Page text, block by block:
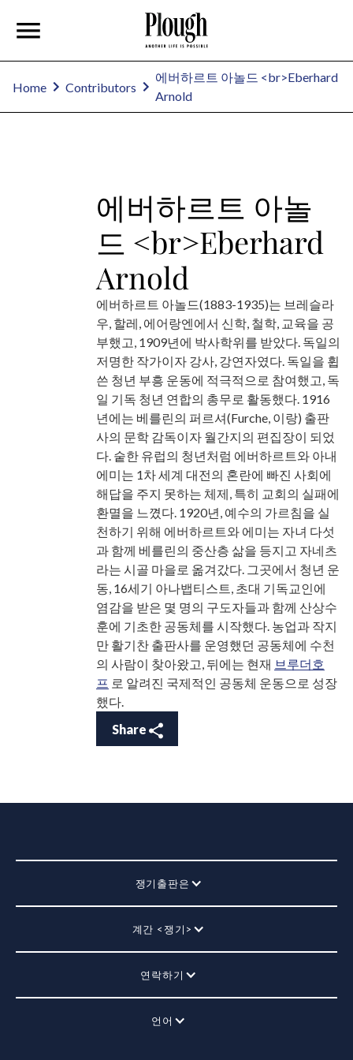
Home Contributors
에버하르트 아놀드 <br>Eberhard
Arnold
에버하르트 아놀
드 <br>Eberhard
Arnold
에버하르트 아놀드(1883-1935)는 브레슬라
우, 할레, 에어랑엔에서 신학, 철학, 교육을 공
부했고, 1909년에 박사학위를 받았다. 독일의
저명한 작가이자 강사, 강연자였다. 독일을 휩
쓴 청년 부흥 운동에 적극적으로 참여했고, 독
일 기독 청년 연합의 총무로 활동했다. 1916
년에는 베를린의 퍼르셔(Furche, 이랑) 출판
사의 문학 감독이자 월간지의 편집장이 되었
다. 숱한 유럽의 청년처럼 에버하르트와 아내
에미는 1차 세계 대전의 혼란에 빠진 사회에
해답을 주지 못하는 체제, 특히 교회의 실패에
환멸을 느꼈다. 1920년, 예수의 가르침을 실
천하기 위해 에버하르트와 에미는 자녀 다섯
과 함께 베를린의 중산층 삶을 등지고 자네츠
라는 시골 마을로 옮겨갔다. 그곳에서 청년 운
동, 16세기 아나뱁티스트, 초대 기독교인에
염감을 받은 몇 명의 구도자들과 함께 산상수
훈에 기초한 공동체를 시작했다. 농업과 작지
만 활기찬 출판사를 운영했던 공동체에 수천
의 사람이 찾아왔고, 뒤에는 현재 브루더호
프 로 알려진 국제적인 공동체 운동으로 성장
했다.
Share
쟁기출판은
계간 <쟁기>
연락하기
언어